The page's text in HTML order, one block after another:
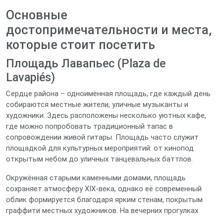
Основные
достопримечательности и места,
которые стоит посетить
Площадь Лавапьес (Plaza de
Lavapiés)
Сердце района – одноимённая площадь, где каждый день
собираются местные жители, уличные музыканты и
художники. Здесь расположены несколько уютных кафе,
где можно попробовать традиционный тапас в
сопровождении живой гитары. Площадь часто служит
площадкой для культурных мероприятий: от кинопод
открытым небом до уличных танцевальных баттлов.
Окружённая старыми каменными домами, площадь
сохраняет атмосферу XIX‑века, однако её современный
облик формируется благодаря ярким стенам, покрытым
граффити местных художников. На вечерних прогулках